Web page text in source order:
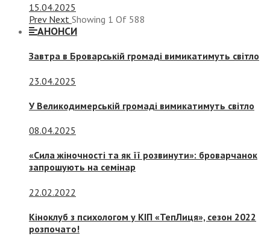
15.04.2025
Prev Next Showing 1 Of 588
АНОНСИ
Завтра в Броварській громаді вимикатимуть світло
23.04.2025
У Великодимерській громаді вимикатимуть світло
08.04.2025
«Сила жіночності та як її розвинути»: броварчанок
запрошують на семінар
22.02.2022
Кіноклуб з психологом у КІП «ТепЛиця», сезон 2022
розпочато!